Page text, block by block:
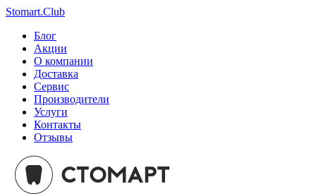
Stomart.Club
Блог
Акции
О компании
Доставка
Сервис
Производители
Услуги
Контакты
Отзывы